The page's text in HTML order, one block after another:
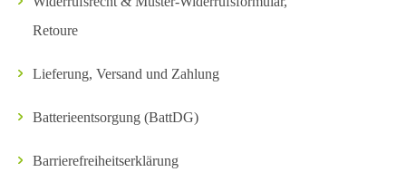
Retoure
Lieferung, Versand und Zahlung
Batterieentsorgung (BattDG)
Barrierefreiheitserklärung